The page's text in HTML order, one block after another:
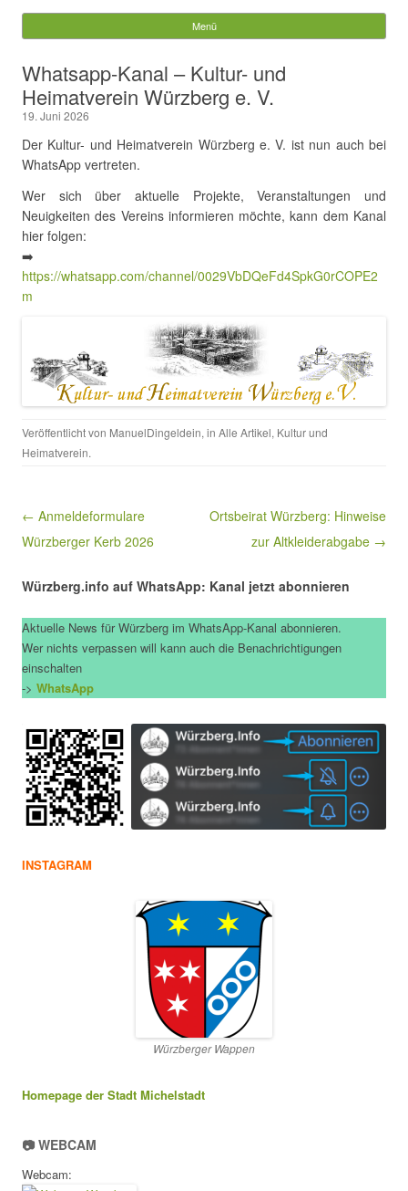
Würzberg.info
nach:
Menü
Whatsapp-Kanal – Kultur- und
Heimatverein Würzberg e. V.
19. Juni 2026
Der Kultur- und Heimatverein Würzberg e. V. ist nun auch bei
WhatsApp vertreten.
Wer sich über aktuelle Projekte, Veranstaltungen und
Neuigkeiten des Vereins informieren möchte, kann dem Kanal
hier folgen:
➡️
https://whatsapp.com/channel/0029VbDQeFd4SpkG0rCOPE2
m
Veröffentlicht von ManuelDingeldein, in Alle Artikel, Kultur und
Heimatverein.
Beitragsnavigation
← Anmeldeformulare
Würzberger Kerb 2026
Ortsbeirat Würzberg: Hinweise
zur Altkleiderabgabe →
Würzberg.info auf WhatsApp: Kanal jetzt abonnieren
Aktuelle News für Würzberg im WhatsApp-Kanal abonnieren.
Wer nichts verpassen will kann auch die Benachrichtigungen
einschalten
-> WhatsApp
INSTAGRAM
Würzberger Wappen
Homepage der Stadt Michelstadt
📷 WEBCAM
Webcam: